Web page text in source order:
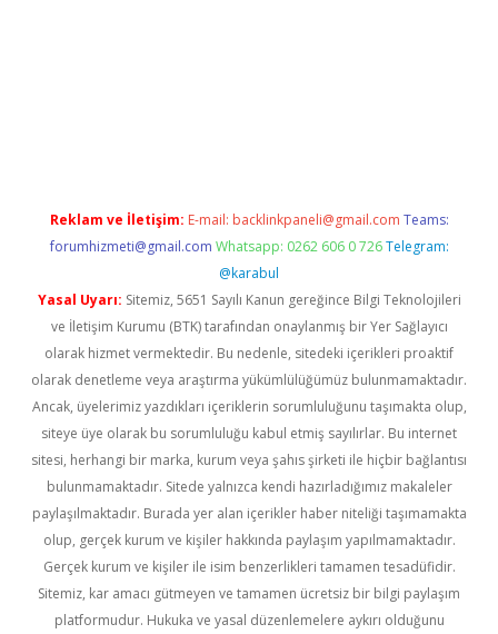
Reklam ve İletişim: E-mail: backlinkpaneli@gmail.com Teams:
forumhizmeti@gmail.com Whatsapp: 0262 606 0 726 Telegram:
@karabul
Yasal Uyarı: Sitemiz, 5651 Sayılı Kanun gereğince Bilgi Teknolojileri
ve İletişim Kurumu (BTK) tarafından onaylanmış bir Yer Sağlayıcı
olarak hizmet vermektedir. Bu nedenle, sitedeki içerikleri proaktif
olarak denetleme veya araştırma yükümlülüğümüz bulunmamaktadır.
Ancak, üyelerimiz yazdıkları içeriklerin sorumluluğunu taşımakta olup,
siteye üye olarak bu sorumluluğu kabul etmiş sayılırlar. Bu internet
sitesi, herhangi bir marka, kurum veya şahıs şirketi ile hiçbir bağlantısı
bulunmamaktadır. Sitede yalnızca kendi hazırladığımız makaleler
paylaşılmaktadır. Burada yer alan içerikler haber niteliği taşımamakta
olup, gerçek kurum ve kişiler hakkında paylaşım yapılmamaktadır.
Gerçek kurum ve kişiler ile isim benzerlikleri tamamen tesadüfidir.
Sitemiz, kar amacı gütmeyen ve tamamen ücretsiz bir bilgi paylaşım
platformudur. Hukuka ve yasal düzenlemelere aykırı olduğunu